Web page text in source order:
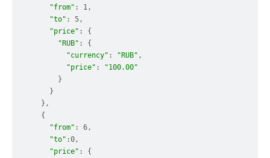
"from" : 1,
"to" : 5,
"price" : {
"RUB" : {
"currency" : "RUB" ,
"price" :
"100.00"
        }
      }
    },
    {
"from" : 6,
"to" :0,
"price" : {